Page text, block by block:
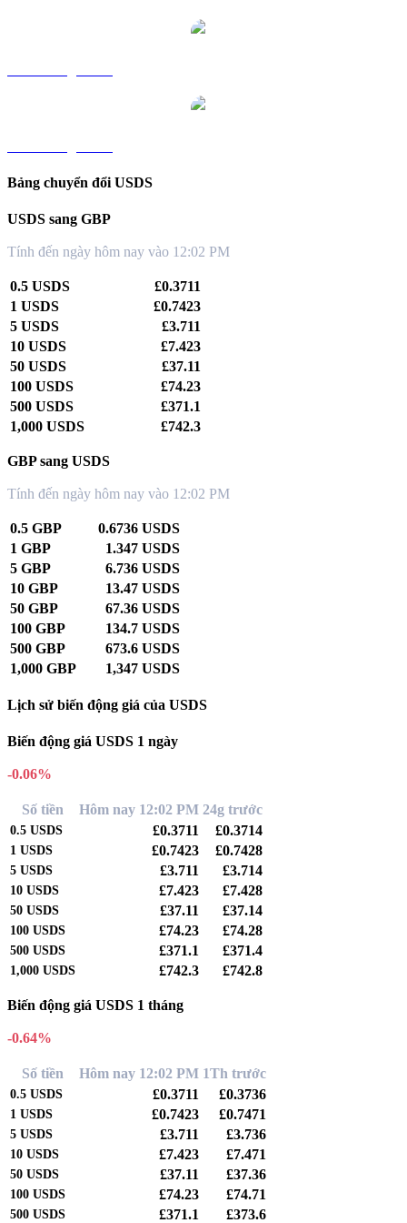
Bảng chuyển đổi USDS
USDS sang GBP
Tính đến ngày hôm nay vào 12:02 PM
0.5 USDS
£0.3711
1 USDS
£0.7423
5 USDS
£3.711
10 USDS
£7.423
50 USDS
£37.11
100 USDS
£74.23
500 USDS
£371.1
1,000 USDS
£742.3
GBP sang USDS
Tính đến ngày hôm nay vào 12:02 PM
0.5 GBP
0.6736 USDS
1 GBP
1.347 USDS
5 GBP
6.736 USDS
10 GBP
13.47 USDS
50 GBP
67.36 USDS
100 GBP
134.7 USDS
500 GBP
673.6 USDS
1,000 GBP
1,347 USDS
Lịch sử biến động giá của USDS
Biến động giá USDS 1 ngày
-0.06%
Số tiền Hôm nay 12:02 PM 24g trước
0.5 USDS £0.3711 £0.3714
1 USDS £0.7423 £0.7428
5 USDS £3.711 £3.714
10 USDS £7.423 £7.428
50 USDS £37.11 £37.14
100 USDS £74.23 £74.28
500 USDS £371.1 £371.4
1,000 USDS £742.3 £742.8
Biến động giá USDS 1 tháng
-0.64%
Số tiền Hôm nay 12:02 PM 1Th trước
0.5 USDS £0.3711 £0.3736
1 USDS £0.7423 £0.7471
5 USDS £3.711 £3.736
10 USDS £7.423 £7.471
50 USDS £37.11 £37.36
100 USDS £74.23 £74.71
500 USDS £371.1 £373.6